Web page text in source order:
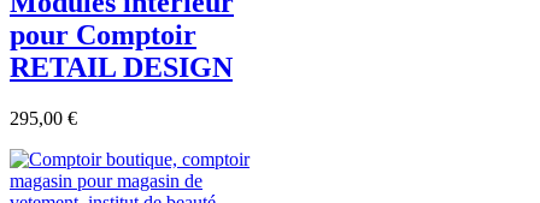
pour Comptoir
RETAIL DESIGN
295,00 €